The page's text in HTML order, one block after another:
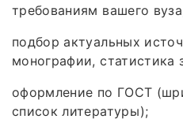
требованиям вашего
подбор актуальных
монографии, статистика
оформление по ГОСТ
список литературы);